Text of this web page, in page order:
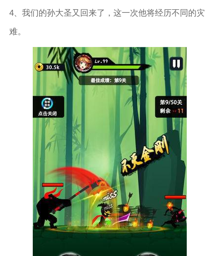
4、我们的孙大圣又回来了，这一次他将经历不同的灾
难。